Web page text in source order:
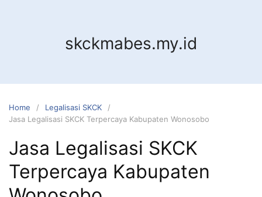
skckmabes.my.id
Home
Legalisasi SKCK
Jasa Legalisasi SKCK Terpercaya Kabupaten Wonosobo
Jasa Legalisasi SKCK
Terpercaya Kabupaten